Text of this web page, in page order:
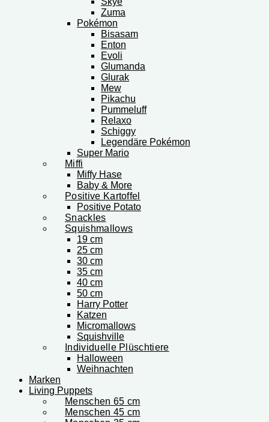
Zuma
Pokémon
Bisasam
Enton
Evoli
Glumanda
Glurak
Mew
Pikachu
Pummeluff
Relaxo
Schiggy
Legendäre Pokémon
Super Mario
Miffi
Miffy Hase
Baby & More
Positive Kartoffel
Positive Potato
Snackles
Squishmallows
19 cm
25 cm
30 cm
35 cm
40 cm
50 cm
Harry Potter
Katzen
Micromallows
Squishville
Individuelle Plüschtiere
Halloween
Weihnachten
Marken
Living Puppets
Menschen 65 cm
Menschen 45 cm